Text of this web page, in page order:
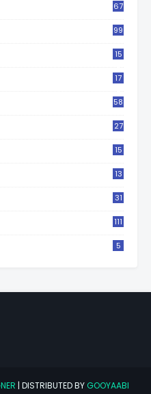
67
99
15
17
58
27
15
13
31
111
5
| DISTRIBUTED BY GOOYAABI